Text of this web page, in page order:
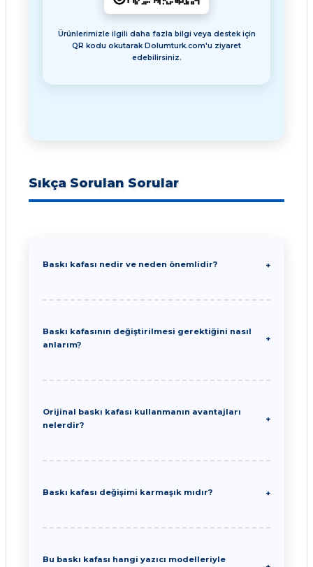
Ürünlerimizle ilgili daha fazla bilgi veya destek için
QR kodu okutarak Dolumturk.com'u ziyaret
edebilirsiniz.
Sıkça Sorulan Sorular
Baskı kafası nedir ve neden önemlidir?
Baskı kafasının değiştirilmesi gerektiğini nasıl
anlarım?
Orijinal baskı kafası kullanmanın avantajları
nelerdir?
Baskı kafası değişimi karmaşık mıdır?
Bu baskı kafası hangi yazıcı modelleriyle